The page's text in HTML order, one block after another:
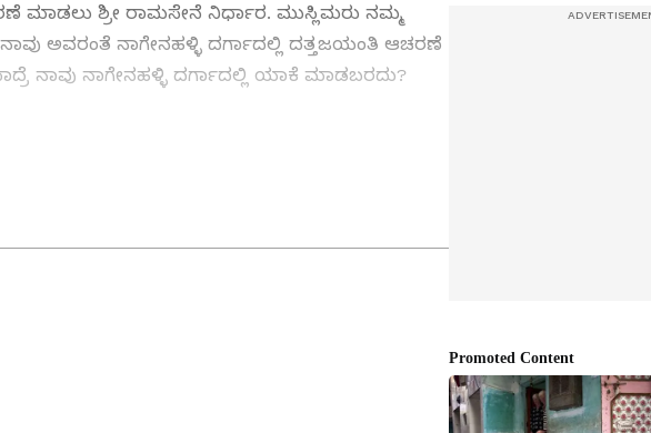
ಮಾಡಲು ಶ್ರೀ ರಾಮಸೇನೆ ನಿರ್ಧಾರ. ಮುಸ್ಲಿಮರು ನಮ್ಮ
ಅವರಂತೆ ನಾಗೇನಹಳ್ಳಿ ದರ್ಗಾದಲ್ಲಿ ದತ್ತಜಯಂತಿ ಆಚರಣೆ
ನಾವು ನಾಗೇನಹಳ್ಳಿ ದರ್ಗಾದಲ್ಲಿ ಯಾಕೆ ಮಾಡಬರದು?